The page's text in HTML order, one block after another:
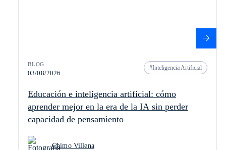
BLOG
03/08/2026
Inteligencia Artificial
Educación e inteligencia artificial: cómo
aprender mejor en la era de la IA sin perder
capacidad de pensamiento
Chimo Villena